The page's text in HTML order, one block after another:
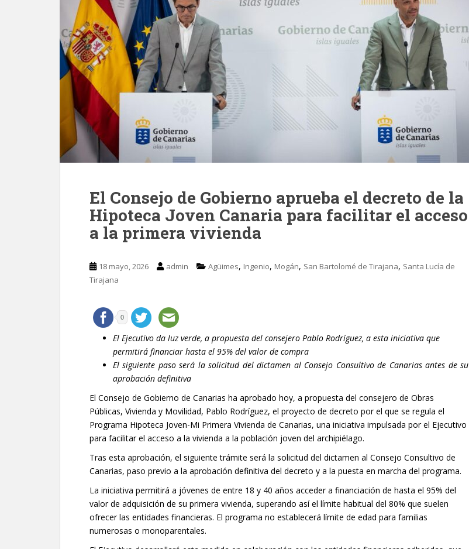
El Consejo de Gobierno aprueba el decreto de la
Hipoteca Joven Canaria para facilitar el acceso
a la primera vivienda
18 mayo, 2026 admin Agüimes, Ingenio, Mogán, San Bartolomé de Tirajana, Santa Lucía de
Tirajana
0
El Ejecutivo da luz verde, a propuesta del consejero Pablo Rodríguez, a esta iniciativa que
permitirá financiar hasta el 95% del valor de compra
El siguiente paso será la solicitud del dictamen al Consejo Consultivo de Canarias antes de su
aprobación definitiva
El Consejo de Gobierno de Canarias ha aprobado hoy, a propuesta del consejero de Obras
Públicas, Vivienda y Movilidad, Pablo Rodríguez, el proyecto de decreto por el que se regula el
Programa Hipoteca Joven-Mi Primera Vivienda de Canarias, una iniciativa impulsada por el Ejecutivo
para facilitar el acceso a la vivienda a la población joven del archipiélago.
Tras esta aprobación, el siguiente trámite será la solicitud del dictamen al Consejo Consultivo de
Canarias, paso previo a la aprobación definitiva del decreto y a la puesta en marcha del programa.
La iniciativa permitirá a jóvenes de entre 18 y 40 años acceder a financiación de hasta el 95% del
valor de adquisición de su primera vivienda, superando así el límite habitual del 80% que suelen
ofrecer las entidades financieras. El programa no establecerá límite de edad para familias
numerosas o monoparentales.